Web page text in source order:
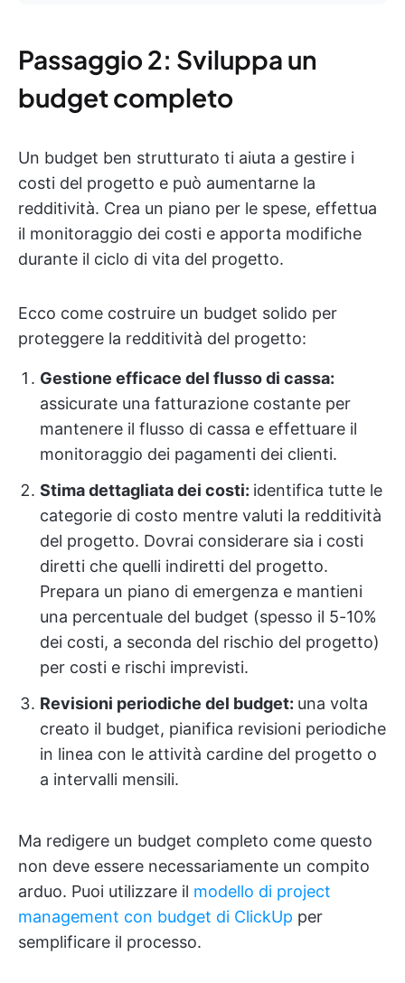
Passaggio 2: Sviluppa un
budget completo
Un budget ben strutturato ti aiuta a gestire i
costi del progetto e può aumentarne la
redditività. Crea un piano per le spese, effettua
il monitoraggio dei costi e apporta modifiche
durante il ciclo di vita del progetto.
Ecco come costruire un budget solido per
proteggere la redditività del progetto:
Gestione efficace del flusso di cassa:
assicurate una fatturazione costante per
mantenere il flusso di cassa e effettuare il
monitoraggio dei pagamenti dei clienti.
Stima dettagliata dei costi: identifica tutte le
categorie di costo mentre valuti la redditività
del progetto. Dovrai considerare sia i costi
diretti che quelli indiretti del progetto.
Prepara un piano di emergenza e mantieni
una percentuale del budget (spesso il 5-10%
dei costi, a seconda del rischio del progetto)
per costi e rischi imprevisti.
Revisioni periodiche del budget: una volta
creato il budget, pianifica revisioni periodiche
in linea con le attività cardine del progetto o
a intervalli mensili.
Ma redigere un budget completo come questo
non deve essere necessariamente un compito
arduo. Puoi utilizzare il modello di project
management con budget di ClickUp per
semplificare il processo.